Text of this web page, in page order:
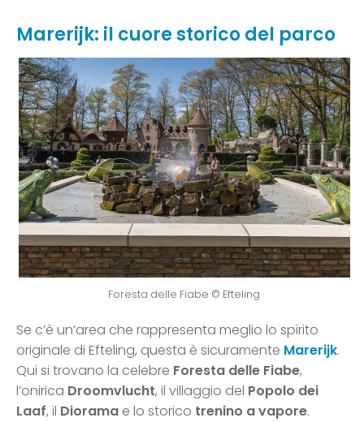
Marerijk: il cuore storico del parco
Foresta delle Fiabe © Efteling
Se c’è un’area che rappresenta meglio lo spirito
originale di Efteling, questa è sicuramente Marerijk.
Qui si trovano la celebre Foresta delle Fiabe,
l’onirica Droomvlucht, il villaggio del Popolo dei
Laaf, il Diorama e lo storico trenino a vapore.